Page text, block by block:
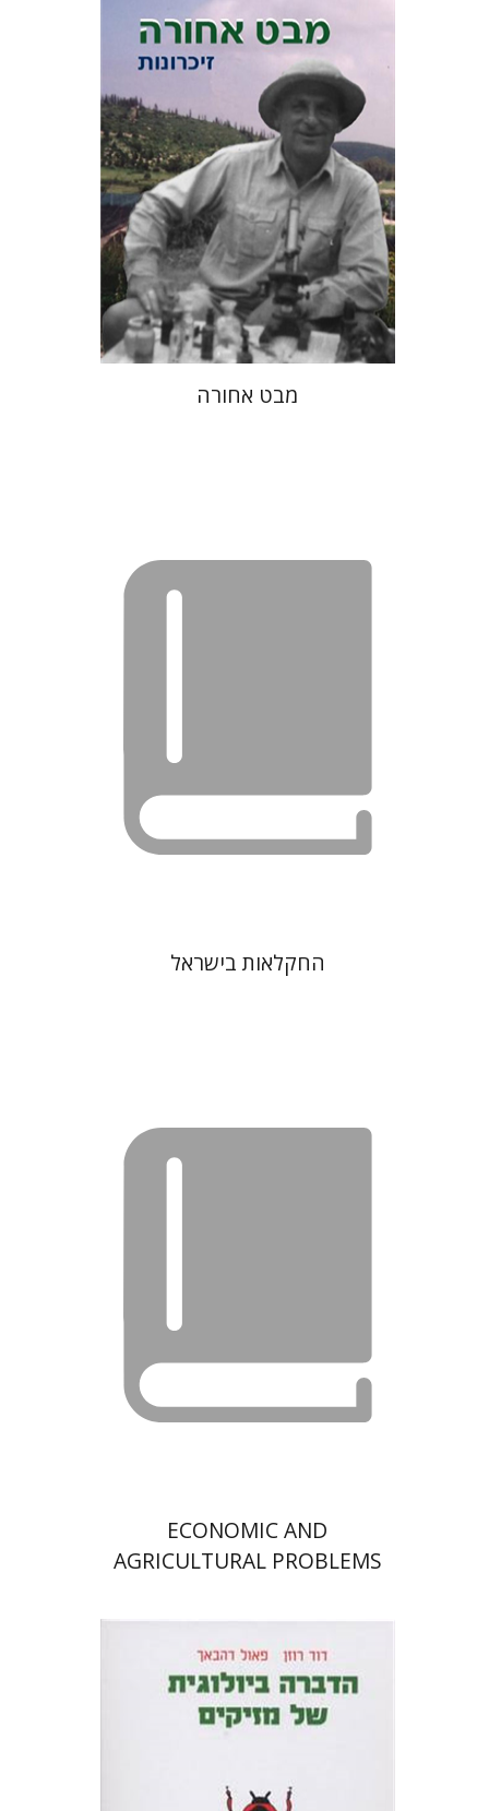
הנחת אתר ספר מודפס
$31
$28
מבט אחורה
החקלאות בישראל
ECONOMIC AND
AGRICULTURAL PROBLEMS
דוד רוזן
פאול דהבאך
ארנה שביט
ספי רוזן